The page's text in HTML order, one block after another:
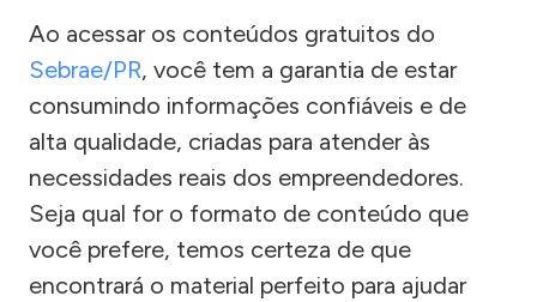
Ao acessar os conteúdos gratuitos do
Sebrae/PR, você tem a garantia de estar
consumindo informações confiáveis e de
alta qualidade, criadas para atender às
necessidades reais dos empreendedores.
Seja qual for o formato de conteúdo que
você prefere, temos certeza de que
encontrará o material perfeito para ajudar